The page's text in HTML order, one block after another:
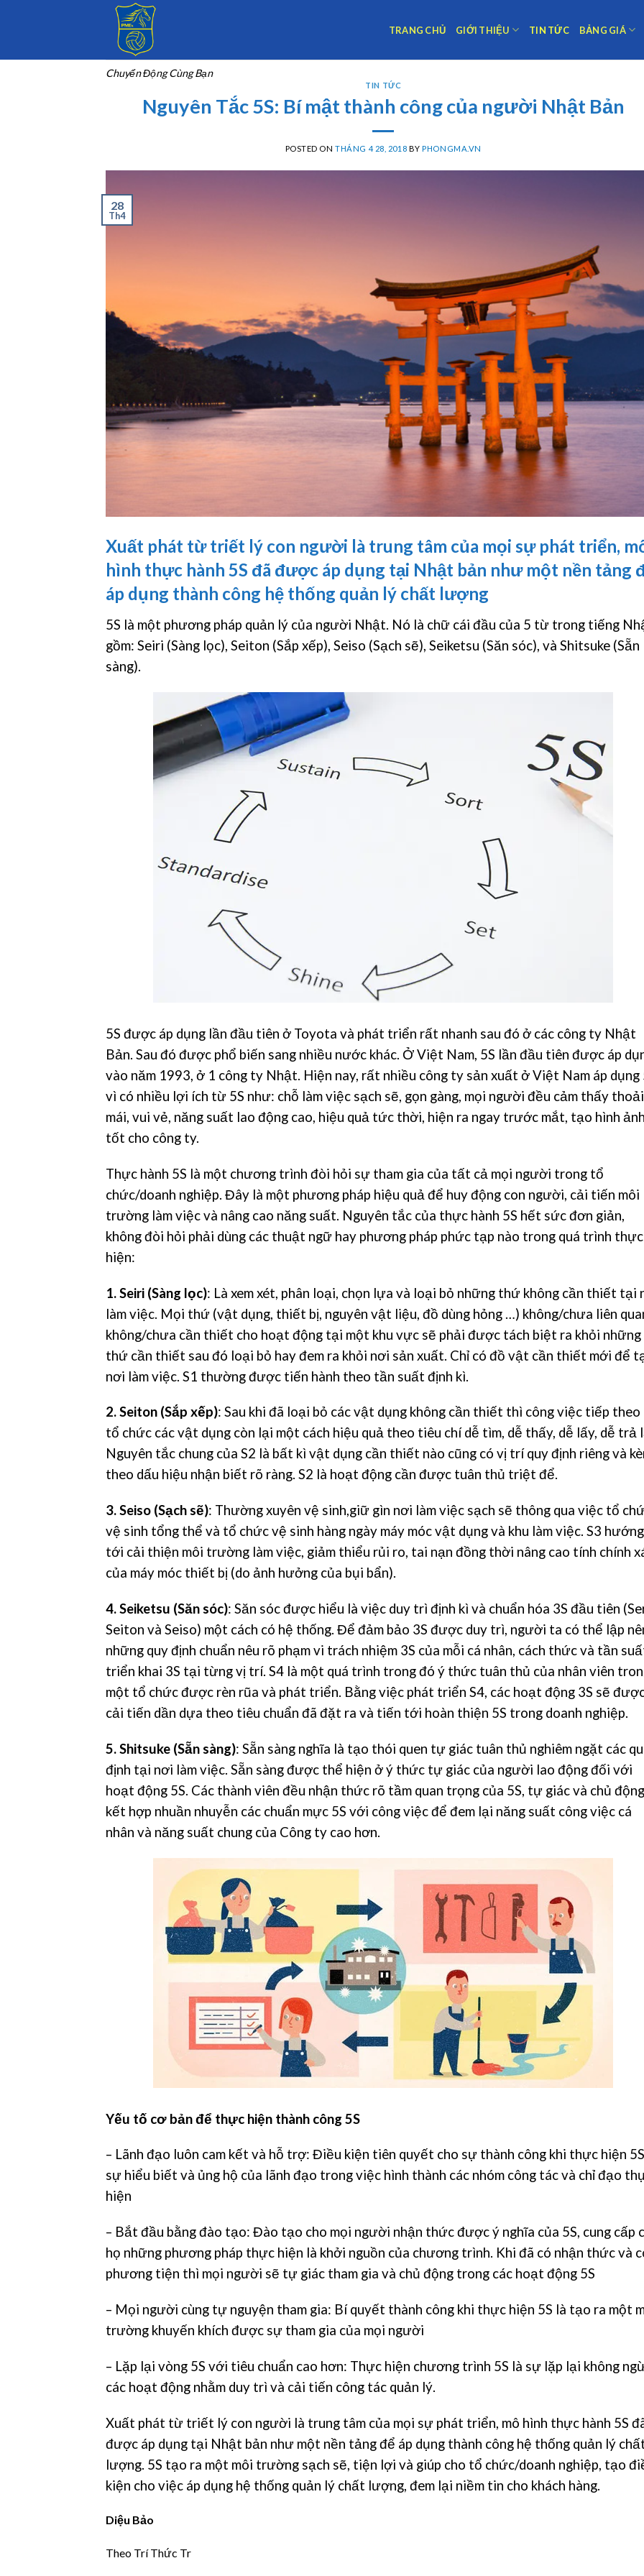
Chuyển Động Cùng Bạn
TRANG CHỦ GIỚI THIỆU TIN TỨC BẢNG GIÁ
TIN TỨC
Nguyên Tắc 5S: Bí mật thành công của người Nhật Bản
POSTED ONTHÁNG 4 28, 2018 BYPHONGMA.VN
28
Th4
Xuất phát từ triết lý con người là trung tâm của mọi sự phát triển,
hình thực hành 5S đã được áp dụng tại Nhật bản như một nền tảng
áp dụng thành công hệ thống quản lý chất lượng
5S là một phương pháp quản lý của người Nhật. Nó là chữ cái đầu của 5 từ trong tiếng
gồm: Seiri (Sàng lọc), Seiton (Sắp xếp), Seiso (Sạch sẽ), Seiketsu (Săn sóc), và Shitsuke (Sẵn
sàng).
5S được áp dụng lần đầu tiên ở Toyota và phát triển rất nhanh sau đó ở các công ty Nhật
Bản. Sau đó được phổ biến sang nhiều nước khác. Ở Việt Nam, 5S lần đầu tiên được áp
vào năm 1993, ở 1 công ty Nhật. Hiện nay, rất nhiều công ty sản xuất ở Việt Nam áp dụng
vì có nhiều lợi ích từ 5S như: chỗ làm việc sạch sẽ, gọn gàng, mọi người đều cảm thấy thoải
mái, vui vẻ, năng suất lao động cao, hiệu quả tức thời, hiện ra ngay trước mắt, tạo hình ảnh
tốt cho công ty.
Thực hành 5S là một chương trình đòi hỏi sự tham gia của tất cả mọi người trong tổ
chức/doanh nghiệp. Đây là một phương pháp hiệu quả để huy động con người, cải tiến môi
trường làm việc và nâng cao năng suất. Nguyên tắc của thực hành 5S hết sức đơn giản,
không đòi hỏi phải dùng các thuật ngữ hay phương pháp phức tạp nào trong quá trình thực
hiện:
1. Seiri (Sàng lọc): Là xem xét, phân loại, chọn lựa và loại bỏ những thứ không cần thiết tại
làm việc. Mọi thứ (vật dụng, thiết bị, nguyên vật liệu, đồ dùng hỏng …) không/chưa liên
không/chưa cần thiết cho hoạt động tại một khu vực sẽ phải được tách biệt ra khỏi những
thứ cần thiết sau đó loại bỏ hay đem ra khỏi nơi sản xuất. Chỉ có đồ vật cần thiết mới để
nơi làm việc. S1 thường được tiến hành theo tần suất định kì.
2. Seiton (Sắp xếp): Sau khi đã loại bỏ các vật dụng không cần thiết thì công việc tiếp theo
tổ chức các vật dụng còn lại một cách hiệu quả theo tiêu chí dễ tìm, dễ thấy, dễ lấy, dễ trả
Nguyên tắc chung của S2 là bất kì vật dụng cần thiết nào cũng có vị trí quy định riêng và
theo dấu hiệu nhận biết rõ ràng. S2 là hoạt động cần được tuân thủ triệt để.
3. Seiso (Sạch sẽ): Thường xuyên vệ sinh,giữ gìn nơi làm việc sạch sẽ thông qua việc tổ
vệ sinh tổng thể và tổ chức vệ sinh hàng ngày máy móc vật dụng và khu làm việc. S3 hướng
tới cải thiện môi trường làm việc, giảm thiểu rủi ro, tai nạn đồng thời nâng cao tính chính
của máy móc thiết bị (do ảnh hưởng của bụi bẩn).
4. Seiketsu (Săn sóc): Săn sóc được hiểu là việc duy trì định kì và chuẩn hóa 3S đầu tiên
Seiton và Seiso) một cách có hệ thống. Để đảm bảo 3S được duy trì, người ta có thể lập
những quy định chuẩn nêu rõ phạm vi trách nhiệm 3S của mỗi cá nhân, cách thức và tần
triển khai 3S tại từng vị trí. S4 là một quá trình trong đó ý thức tuân thủ của nhân viên
một tổ chức được rèn rũa và phát triển. Bằng việc phát triển S4, các hoạt động 3S sẽ
cải tiến dần dựa theo tiêu chuẩn đã đặt ra và tiến tới hoàn thiện 5S trong doanh nghiệp.
5. Shitsuke (Sẵn sàng): Sẵn sàng nghĩa là tạo thói quen tự giác tuân thủ nghiêm ngặt các
định tại nơi làm việc. Sẵn sàng được thể hiện ở ý thức tự giác của người lao động đối với
hoạt động 5S. Các thành viên đều nhận thức rõ tầm quan trọng của 5S, tự giác và chủ động
kết hợp nhuần nhuyễn các chuẩn mực 5S với công việc để đem lại năng suất công việc cá
nhân và năng suất chung của Công ty cao hơn.
Yếu tố cơ bản để thực hiện thành công 5S
– Lãnh đạo luôn cam kết và hỗ trợ: Điều kiện tiên quyết cho sự thành công khi thực hiện
sự hiểu biết và ủng hộ của lãnh đạo trong việc hình thành các nhóm công tác và chỉ đạo
hiện
– Bắt đầu bằng đào tạo: Đào tạo cho mọi người nhận thức được ý nghĩa của 5S, cung cấp
họ những phương pháp thực hiện là khởi nguồn của chương trình. Khi đã có nhận thức và
phương tiện thì mọi người sẽ tự giác tham gia và chủ động trong các hoạt động 5S
– Mọi người cùng tự nguyện tham gia: Bí quyết thành công khi thực hiện 5S là tạo ra một
trường khuyến khích được sự tham gia của mọi người
– Lặp lại vòng 5S với tiêu chuẩn cao hơn: Thực hiện chương trình 5S là sự lặp lại không
các hoạt động nhằm duy trì và cải tiến công tác quản lý.
Xuất phát từ triết lý con người là trung tâm của mọi sự phát triển, mô hình thực hành 5S
được áp dụng tại Nhật bản như một nền tảng để áp dụng thành công hệ thống quản lý
lượng. 5S tạo ra một môi trường sạch sẽ, tiện lợi và giúp cho tổ chức/doanh nghiệp, tạo
kiện cho việc áp dụng hệ thống quản lý chất lượng, đem lại niềm tin cho khách hàng.
Diệu Bảo
Theo Trí Thức Tr